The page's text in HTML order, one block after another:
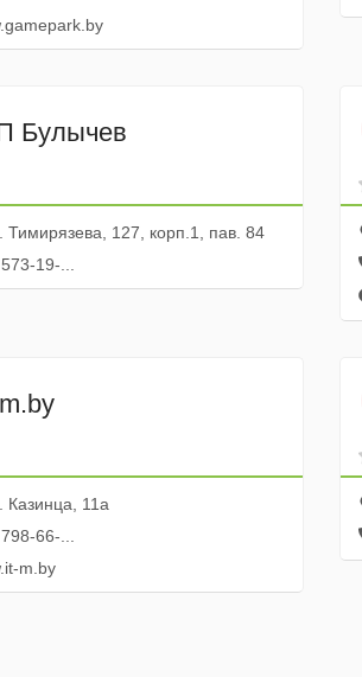
Булычев
Тимирязева, 127, корп.1, пав. 84
19-...
Казинца, 11а
66-...
m.by